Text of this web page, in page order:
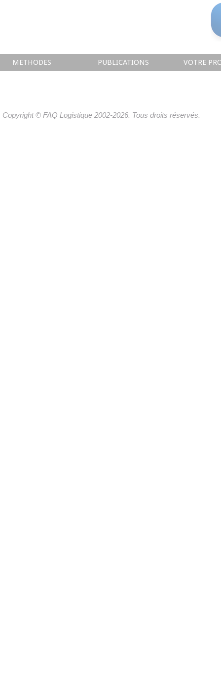
METHODES PUBLICATIONS VOTRE
Copyright © FAQ Logistique 2002-2026. Tous droits réservés.